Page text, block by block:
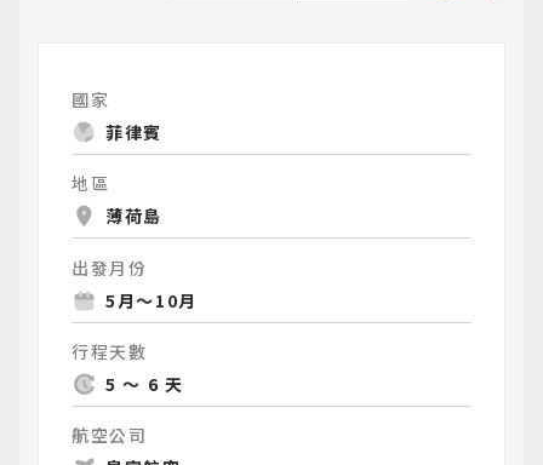
國家
菲律賓
地區
薄荷島
出發月份
5月～10月
行程天數
5 ～ 6 天
航空公司